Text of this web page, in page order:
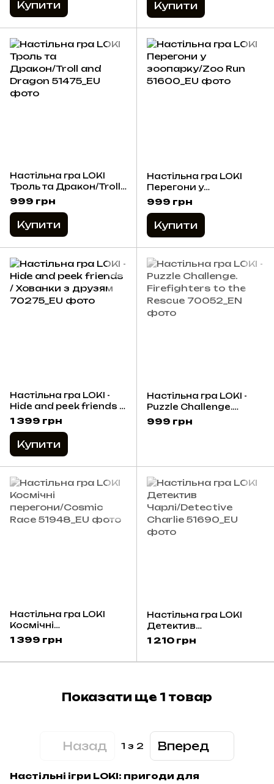
Купити Купити
Настільна гра LOKI
Троль та Дракон/Troll
and Dragon
999 грн
Купити
Настільна гра LOKI
Перегони у
зоопарку/Zoo Run
999 грн
Купити
Настільна гра LOKI -
Hide and peek friends /
Хованки з друзям
1 399 грн
Купити
Настільна гра LOKI -
Puzzle Challenge.
Firefighters to the
Rescue
999 грн
Настільна гра LOKI
Космічні
перегони/Cosmic Race
1 399 грн
Настільна гра LOKI
Детектив
Чарлі/Detective
1 210 грн
Показати ще 1 товар
Назад 1 з 2 Вперед
Настільні ігри LOKI: пригоди для